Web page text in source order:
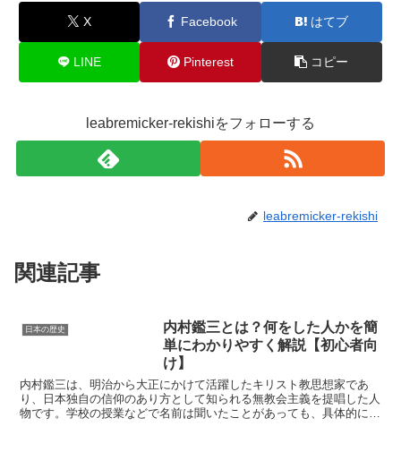
X Facebook はてブ
LINE Pinterest コピー
leabremicker-rekishiをフォローする
leabremicker-rekishi
関連記事
日本の歴史
内村鑑三とは？何をした人かを簡
単にわかりやすく解説【初心者向
け】
内村鑑三は、明治から大正にかけて活躍したキリスト教思想家であ
り、日本独自の信仰のあり方として知られる無教会主義を提唱した人
物です。学校の授業などで名前は聞いたことがあっても、具体的にど